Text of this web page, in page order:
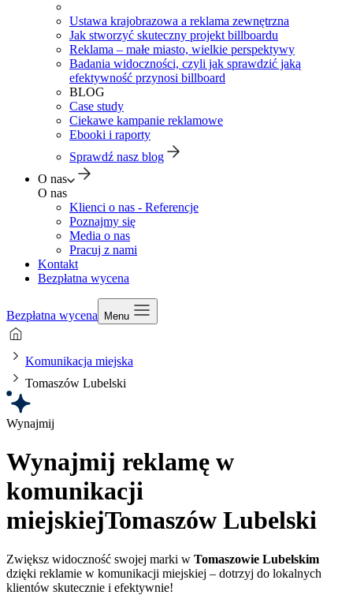
Ustawa krajobrazowa a reklama zewnętrzna
Jak stworzyć skuteczny projekt billboardu
Reklama – małe miasto, wielkie perspektywy
Badania widoczności, czyli jak sprawdzić jaką
efektywność przynosi billboard
BLOG
Case study
Ciekawe kampanie reklamowe
Ebooki i raporty
Sprawdź nasz blog
O nas
O nas
Klienci o nas - Referencje
Poznajmy się
Media o nas
Pracuj z nami
Kontakt
Bezpłatna wycena
Bezpłatna wycena Menu
Komunikacja miejska
Tomaszów Lubelski
Wynajmij
Wynajmij reklamę w
komunikacji
miejskiejTomaszów Lubelski
Zwiększ widoczność swojej marki w Tomaszowie Lubelskim
dzięki reklamie w komunikacji miejskiej – dotrzyj do lokalnych
klientów skutecznie i efektywnie!